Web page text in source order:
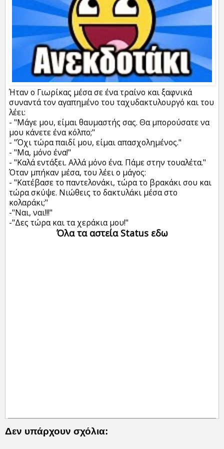
Ήταν ο Γιωρίκας μέσα σε ένα τραίνο και ξαφνικά
συναντά τον αγαπημένο του ταχυδακτυλουργό και του
λέει:
- "Μάγε μου, είμαι θαυμαστής σας. Θα μπορούσατε να
μου κάνετε ένα κόλπο;"
- "Όχι τώρα παιδί μου, είμαι απασχολημένος."
- "Μα, μόνο ένα!"
- "Καλά εντάξει. Αλλά μόνο ένα. Πάμε στην τουαλέτα."
Όταν μπήκαν μέσα, του λέει ο μάγος:
- "Κατέβασε το παντελονάκι, τώρα το βρακάκι σου και
τώρα σκύψε. Νιώθεις το δακτυλάκι μέσα στο
κολαράκι;"
-"Ναι, ναι!!!"
-"Δες τώρα και τα χεράκια μου!"
Όλα τα αστεία Status εδω
Δεν υπάρχουν σχόλια: